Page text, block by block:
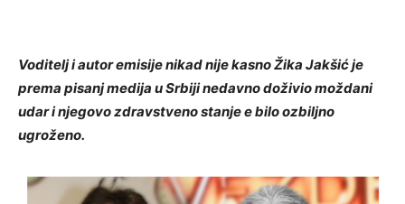
Voditelj i autor emisije nikad nije kasno Žika Jakšić je
prema pisanj medija u Srbiji nedavno doživio moždani
udar i njegovo zdravstveno stanje e bilo ozbiljno
ugroženo.